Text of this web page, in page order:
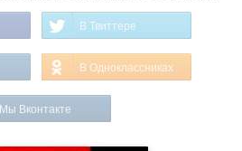
В Твиттере
В Одноклассниках
Мы Вконтакте